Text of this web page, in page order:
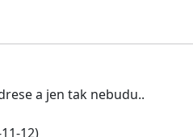
a jen tak nebudu..
12)